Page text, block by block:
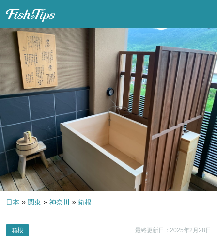
日本 » 関東 » 神奈川 » 箱根
最終更新日：2025年2月28日
箱根